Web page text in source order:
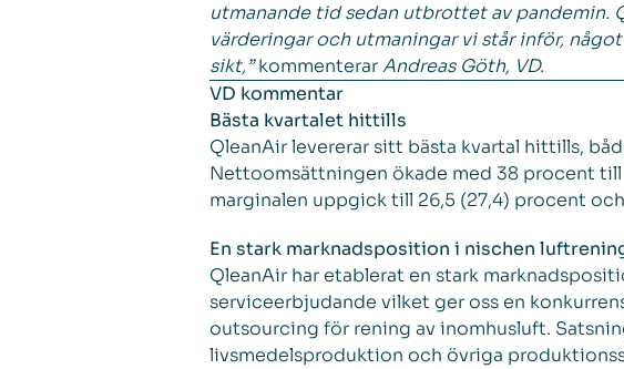
utmanande tid sedan utbrottet av pandemin.
värderingar och utmaningar vi står inför,
sikt,”kommenterarAndreas Göth, VD.
VD kommentar
Bästa kvartalet hittills
QleanAir levererar sitt bästa kvartal hittills,
Nettoomsättningen ökade med 38 procent till
marginalen uppgick till 26,5 (27,4) procent
En stark marknadsposition i nischen
QleanAir har etablerat en stark
serviceerbjudande vilket ger oss en
outsourcing för rening av inomhusluft.
livsmedelsproduktion och övriga